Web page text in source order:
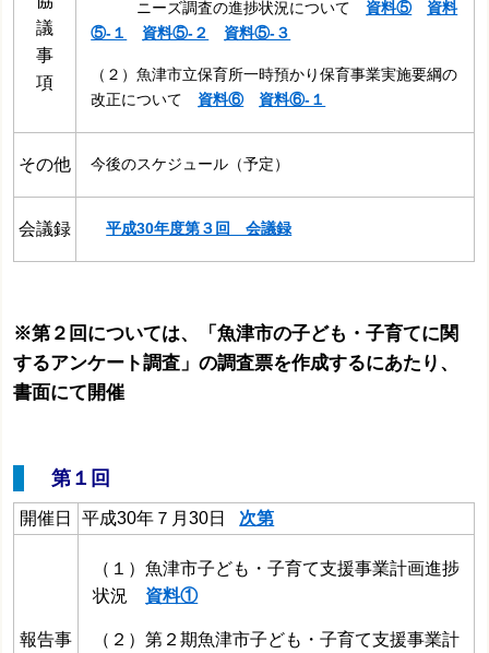
議
事
項
ニーズ調査の進捗状況について
資料⑤
資料
⑤‐１
資料⑤‐２ 資料⑤‐３
（２）魚津市立保育所一時預かり保育事業実施要綱の
改正について 資料⑥ 資料⑥‐１
その他 今後のスケジュール（予定）
会議録 平成30年度第３回 会議録
※第２回については、「魚津市の子ども・子育てに関
するアンケート調査」の調査票を作成するにあたり、
書面にて開催
第１回
開催日 平成30年７月30日 次第
報告事
（１）魚津市子ども・子育て支援事業計画進捗
状況
資料①
（２）第２期魚津市子ども・子育て支援事業計